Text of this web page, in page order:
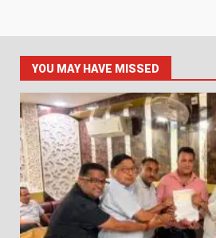
YOU MAY HAVE MISSED